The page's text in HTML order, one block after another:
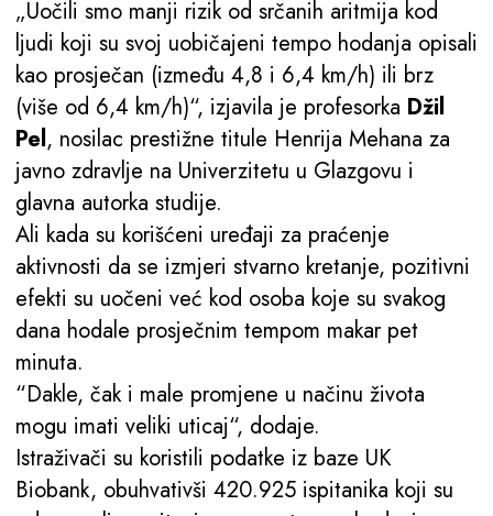
„Uočili smo manji rizik od srčanih aritmija kod
ljudi koji su svoj uobičajeni tempo hodanja opisali
kao prosječan (između 4,8 i 6,4 km/h) ili brz
(više od 6,4 km/h)“, izjavila je profesorka Džil
Pel, nosilac prestižne titule Henrija Mehana za
javno zdravlje na Univerzitetu u Glazgovu i
glavna autorka studije.
Ali kada su korišćeni uređaji za praćenje
aktivnosti da se izmjeri stvarno kretanje, pozitivni
efekti su uočeni već kod osoba koje su svakog
dana hodale prosječnim tempom makar pet
minuta.
“Dakle, čak i male promjene u načinu života
mogu imati veliki uticaj“, dodaje.
Istraživači su koristili podatke iz baze UK
Biobank, obuhvativši 420.925 ispitanika koji su